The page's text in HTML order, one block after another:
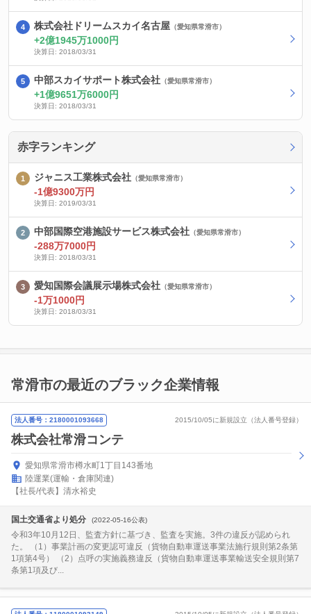
株式会社ドリームスカイ名古屋 （愛知県常滑市）
2億1945万1000円
決算日: 2018/03/31
中部スカイサポート株式会社 （愛知県常滑市）
1億9651万6000円
決算日: 2018/03/31
赤字ランキング
ジャニス工業株式会社 （愛知県常滑市）
-1億9300万円
決算日: 2019/03/31
中部国際空港施設サービス株式会社 （愛知県常滑市）
-288万7000円
決算日: 2018/03/31
愛知国際会議展示場株式会社 （愛知県常滑市）
-1万1000円
決算日: 2018/03/31
常滑市の最近のブラック企業情報
法人番号：2180001093668 2015/10/05に新規設立（法人番号登録）
株式会社常滑コンテ
愛知県常滑市樽水町1丁目143番地
陸運業(運輸・倉庫関連)
【社長/代表】清水裕史
国土交通省より処分 (2022-05-16公表)
令和3年10月12日、監査方針に基づき、監査を実施。3件の違反が認められ
た。 （1）事業計画の変更認可違反（貨物自動車運送事業法施行規則第2条第
1項第4号） （2）点呼の実施義務違反（貨物自動車運送事業輸送安全規則第7
条第1項及び...